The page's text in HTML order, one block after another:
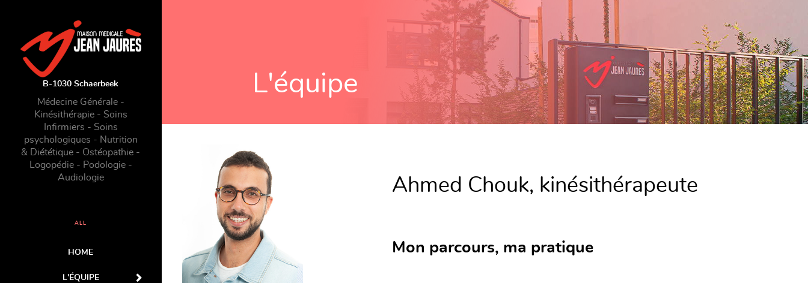
B-1030 Schaerbeek
Médecine Générale -
Kinésithérapie - Soins
Infirmiers - Soins
psychologiques - Nutrition
& Diététique - Ostéopathie -
Logopédie - Podologie -
Audiologie
ALL
HOME
L'ÉQUIPE
L'équipe
Ahmed Chouk, kinésithérapeute
Mon parcours, ma pratique